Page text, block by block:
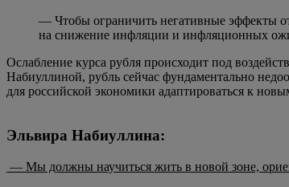
— Чтобы ограничить негативные эффекты
на снижение инфляции и инфляционных
Ослабление курса рубля происходит под
Набиуллиной, рубль сейчас фундаментально
для российской экономики адаптироваться к
Эльвира Набиуллина:
— Мы должны научиться жить в новой зоне,